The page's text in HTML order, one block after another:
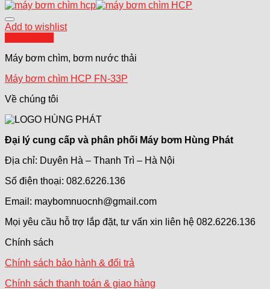
Add to wishlist
Máy bơm chìm, bơm nước thải
Máy bơm chìm HCP FN-33P
Về chúng tôi
Đại lý cung cấp và phân phối Máy bơm Hùng Phát
Địa chỉ: Duyên Hà – Thanh Trì – Hà Nội
Số điện thoại: 082.6226.136
Email: maybomnuocnh@gmail.com
Mọi yêu cầu hỗ trợ lắp đặt, tư vấn xin liên hệ 082.6226.136
Chính sách
Chính sách bảo hành & đổi trả
Chính sách thanh toán & giao hàng